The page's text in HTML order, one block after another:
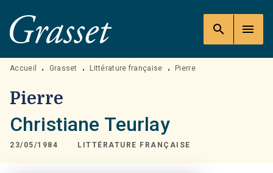
MENU RECHERCHE
PIED DE PAGE
search menu
Accueil • Grasset • Littérature française • Pierre
Pierre
Christiane Teurlay
23/05/1984 LITTÉRATURE FRANÇAISE